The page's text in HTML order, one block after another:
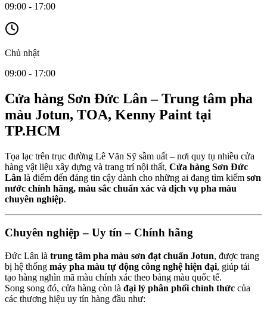
09:00 - 17:00
Chủ nhật
09:00 - 17:00
Cửa hàng Sơn Đức Lân – Trung tâm pha
màu Jotun, TOA, Kenny Paint tại
TP.HCM
Tọa lạc trên trục đường Lê Văn Sỹ sầm uất – nơi quy tụ nhiều cửa
hàng vật liệu xây dựng và trang trí nội thất, Cửa hàng Sơn Đức
Lân là điểm đến đáng tin cậy dành cho những ai đang tìm kiếm sơn
nước chính hãng, màu sắc chuẩn xác và dịch vụ pha màu
chuyên nghiệp.
Chuyên nghiệp – Uy tín – Chính hãng
Đức Lân là trung tâm pha màu sơn đạt chuẩn Jotun, được trang
bị hệ thống máy pha màu tự động công nghệ hiện đại, giúp tái
tạo hàng nghìn mã màu chính xác theo bảng màu quốc tế.
Song song đó, cửa hàng còn là đại lý phân phối chính thức của
các thương hiệu uy tín hàng đầu như: